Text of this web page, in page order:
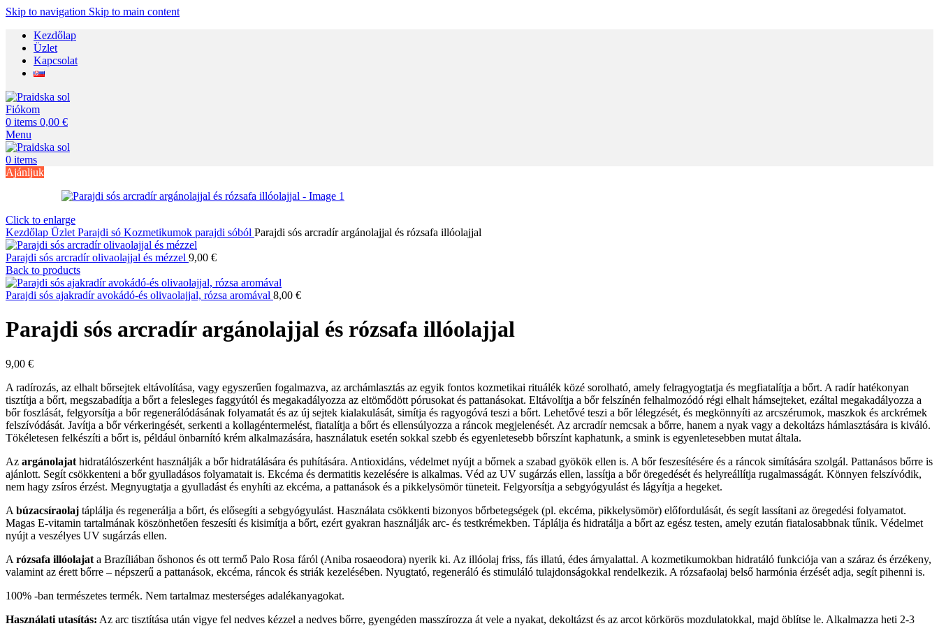
Skip to navigation Skip to main content
Kezdőlap
Üzlet
Kapcsolat
Fiókom
0 items 0,00 €
Menu
0 items
Ajánljuk
Click to enlarge
Kezdőlap Üzlet Parajdi só Kozmetikumok parajdi sóból Parajdi sós arcradír argánolajjal és rózsafa illóolajjal
Parajdi sós arcradír olivaolajjal és mézzel 9,00 €
Back to products
Parajdi sós ajakradír avokádó-és olivaolajjal, rózsa aromával 8,00 €
Parajdi sós arcradír argánolajjal és rózsafa illóolajjal
9,00 €
A radírozás, az elhalt bőrsejtek eltávolítása, vagy egyszerűen fogalmazva, az archámlasztás az egyik fontos kozmetikai rituálék közé sorolható, amely felragyogtatja és megfiatalítja a bőrt. A radír hatékonyan
tisztítja a bőrt, megszabadítja a bőrt a felesleges faggyútól és megakadályozza az eltömődött pórusokat és pattanásokat. Eltávolítja a bőr felszínén felhalmozódó régi elhalt hámsejteket, ezáltal megakadályozza a
bőr foszlását, felgyorsítja a bőr regenerálódásának folyamatát és az új sejtek kialakulását, simítja és ragyogóvá teszi a bőrt. Lehetővé teszi a bőr lélegzését, és megkönnyíti az arcszérumok, maszkok és arckrémek
felszívódását. Javítja a bőr vérkeringését, serkenti a kollagéntermelést, fiatalítja a bőrt és ellensúlyozza a ráncok megjelenését. Az arcradír nemcsak a bőrre, hanem a nyak vagy a dekoltázs hámlasztására is kiváló.
Tökéletesen felkészíti a bőrt is, például önbarnító krém alkalmazására, használatuk esetén sokkal szebb és egyenletesebb bőrszínt kaphatunk, a smink is egyenletesebben mutat általa.
Az argánolajat hidratálószerként használják a bőr hidratálására és puhítására. Antioxidáns, védelmet nyújt a bőrnek a szabad gyökök ellen is. A bőr feszesítésére és a ráncok simítására szolgál. Pattanásos bőrre is
ajánlott. Segít csökkenteni a bőr gyulladásos folyamatait is. Ekcéma és dermatitis kezelésére is alkalmas. Véd az UV sugárzás ellen, lassítja a bőr öregedését és helyreállítja rugalmasságát. Könnyen felszívódik,
nem hagy zsíros érzést. Megnyugtatja a gyulladást és enyhíti az ekcéma, a pattanások és a pikkelysömör tüneteit. Felgyorsítja a sebgyógyulást és lágyítja a hegeket.
A búzacsíraolaj táplálja és regenerálja a bőrt, és elősegíti a sebgyógyulást. Használata csökkenti bizonyos bőrbetegségek (pl. ekcéma, pikkelysömör) előfordulását, és segít lassítani az öregedési folyamatot.
Magas E-vitamin tartalmának köszönhetően feszesíti és kisimítja a bőrt, ezért gyakran használják arc- és testkrémekben. Táplálja és hidratálja a bőrt az egész testen, amely ezután fiatalosabbnak tűnik. Védelmet
nyújt a veszélyes UV sugárzás ellen.
A rózsafa illóolajat a Brazíliában őshonos és ott termő Palo Rosa fáról (Aniba rosaeodora) nyerik ki. Az illóolaj friss, fás illatú, édes árnyalattal. A kozmetikumokban hidratáló funkciója van a száraz és érzékeny,
valamint az érett bőrre – népszerű a pattanások, ekcéma, ráncok és striák kezelésében. Nyugtató, regeneráló és stimuláló tulajdonságokkal rendelkezik. A rózsafaolaj belső harmónia érzését adja, segít pihenni is.
100% -ban természetes termék. Nem tartalmaz mesterséges adalékanyagokat.
Használati utasítás: Az arc tisztítása után vigye fel nedves kézzel a nedves bőrre, gyengéden masszírozza át vele a nyakat, dekoltázst és az arcot körkörös mozdulatokkal, majd öblítse le. Alkalmazza heti 2-3